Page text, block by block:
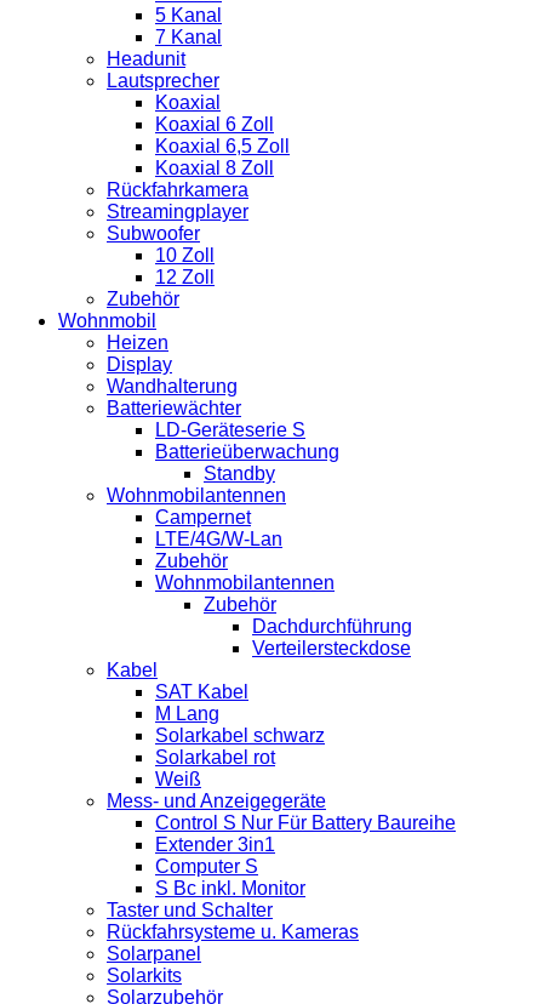
5 Kanal
7 Kanal
Headunit
Lautsprecher
Koaxial
Koaxial 6 Zoll
Koaxial 6,5 Zoll
Koaxial 8 Zoll
Rückfahrkamera
Streamingplayer
Subwoofer
10 Zoll
12 Zoll
Zubehör
Wohnmobil
Heizen
Display
Wandhalterung
Batteriewächter
LD-Geräteserie S
Batterieüberwachung
Standby
Wohnmobilantennen
Campernet
LTE/4G/W-Lan
Zubehör
Wohnmobilantennen
Zubehör
Dachdurchführung
Verteilersteckdose
Kabel
SAT Kabel
M Lang
Solarkabel schwarz
Solarkabel rot
Weiß
Mess- und Anzeigegeräte
Control S Nur Für Battery Baureihe
Extender 3in1
Computer S
S Bc inkl. Monitor
Taster und Schalter
Rückfahrsysteme u. Kameras
Solarpanel
Solarkits
Solarzubehör